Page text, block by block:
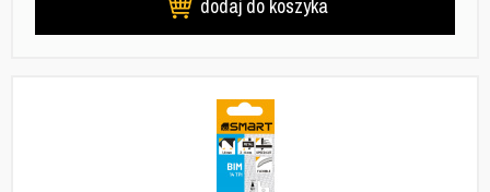
dodaj do koszyka